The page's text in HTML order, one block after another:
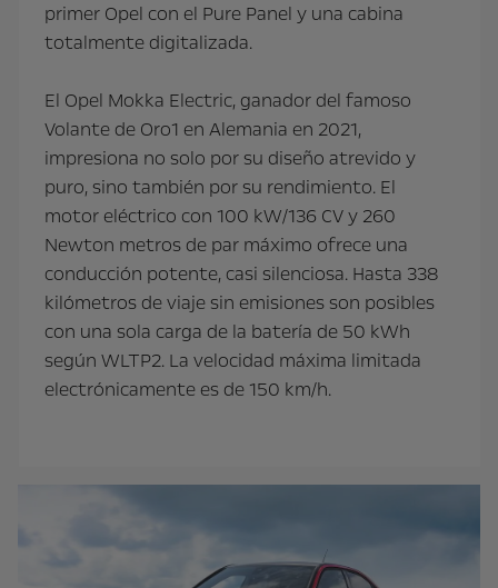
primer Opel con el Pure Panel y una cabina
totalmente digitalizada.
El Opel Mokka Electric, ganador del famoso
Volante de Oro1 en Alemania en 2021,
impresiona no solo por su diseño atrevido y
puro, sino también por su rendimiento. El
motor eléctrico con 100 kW/136 CV y 260
Newton metros de par máximo ofrece una
conducción potente, casi silenciosa. Hasta 338
kilómetros de viaje sin emisiones son posibles
con una sola carga de la batería de 50 kWh
según WLTP2. La velocidad máxima limitada
electrónicamente es de 150 km/h.